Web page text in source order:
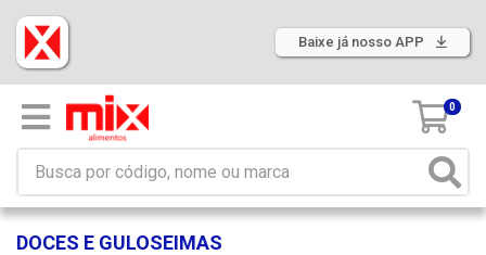
Baixe já nosso APP
0
DOCES E GULOSEIMAS